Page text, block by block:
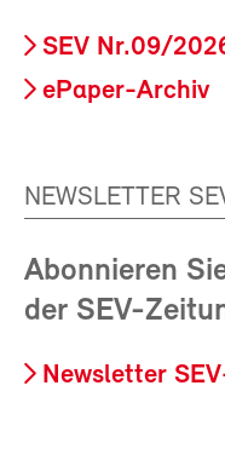
SEV Nr.09/
ePaper-Archiv
NEWSLETTER
Abonnieren
der SEV-
Newsletter